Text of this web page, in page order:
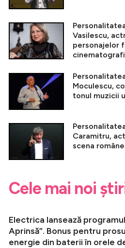
Vasilescu,
personajelor
Moculescu,
tonul muzicii
Caramitru,
scena
Cele mai noi
Electrica lansează
Aprinsă”. Bonus pentru
energie din baterii în orele